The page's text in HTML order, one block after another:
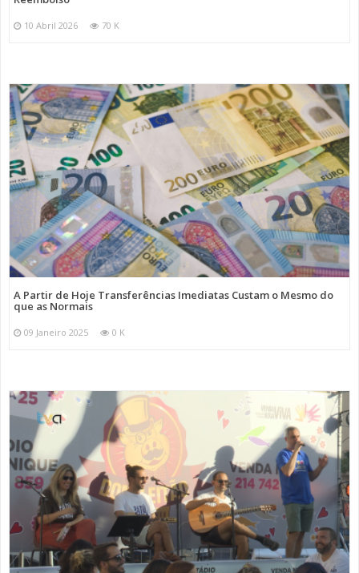
10 Abril 2026 70 K
A Partir de Hoje Transferências Imediatas Custam o Mesmo do
que as Normais
09 Janeiro 2025 0 K